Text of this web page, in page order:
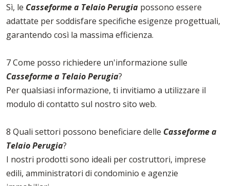
Sì, le Casseforme a Telaio Perugia possono essere
adattate per soddisfare specifiche esigenze progettuali,
garantendo così la massima efficienza.
7 Come posso richiedere un'informazione sulle
Casseforme a Telaio Perugia?
Per qualsiasi informazione, ti invitiamo a utilizzare il
modulo di contatto sul nostro sito web.
8 Quali settori possono beneficiare delle Casseforme a
Telaio Perugia?
I nostri prodotti sono ideali per costruttori, imprese
edili, amministratori di condominio e agenzie